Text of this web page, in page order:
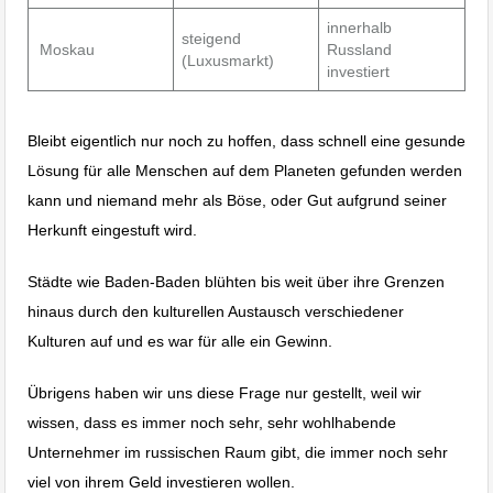
Moskau
steigend
(Luxusmarkt)
innerhalb
Russland
investiert
Bleibt eigentlich nur noch zu hoffen, dass schnell eine gesunde
Lösung für alle Menschen auf dem Planeten gefunden werden
kann und niemand mehr als Böse, oder Gut aufgrund seiner
Herkunft eingestuft wird.
Städte wie Baden-Baden blühten bis weit über ihre Grenzen
hinaus durch den kulturellen Austausch verschiedener
Kulturen auf und es war für alle ein Gewinn.
Übrigens haben wir uns diese Frage nur gestellt, weil wir
wissen, dass es immer noch sehr, sehr wohlhabende
Unternehmer im russischen Raum gibt, die immer noch sehr
viel von ihrem Geld investieren wollen.